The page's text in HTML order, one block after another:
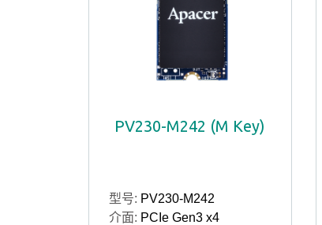
PV230-M242 (M Key)
型号: PV230-M242
介面: PCIe Gen3 x4